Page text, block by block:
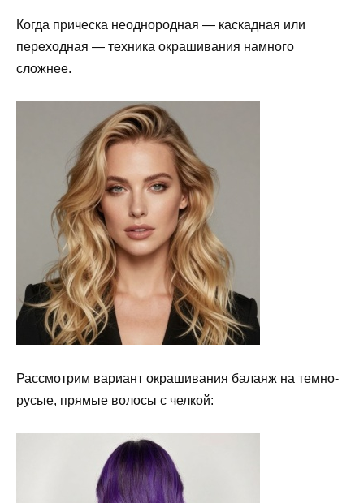
Когда прическа неоднородная — каскадная или
переходная — техника окрашивания намного
сложнее.
Рассмотрим вариант окрашивания балаяж на темно-
русые, прямые волосы с челкой: